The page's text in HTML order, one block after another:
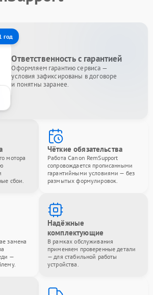
год
Ответственность с гарантией
Оформляем гарантию сервиса —
условия зафиксированы в договоре
и понятны заранее.
мотора
сбои.
Чёткие обязательства
Работа Canon RemSupport
сопровождается прописанными
гарантийными условиями — без
размытых формулировок.
замена
—
Надёжные
комплектующие
В рамках обслуживания
применяем проверенные детали
— для стабильной работы
устройства.